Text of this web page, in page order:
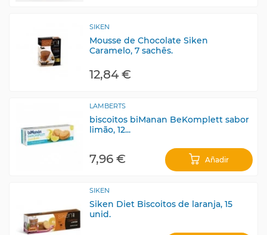
SIKEN
Mousse de Chocolate Siken
Caramelo, 7 sachês.
12,84 €
LAMBERTS
biscoitos biManan BeKomplett sabor
limão, 12...
7,96 € Añadir
SIKEN
Siken Diet Biscoitos de laranja, 15
unid.